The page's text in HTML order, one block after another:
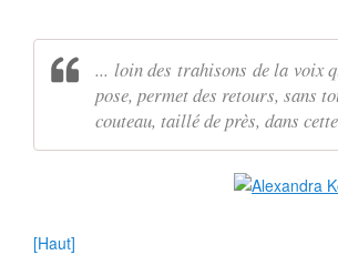
... loin des trahisons de la voix
pose, permet des retours, sans
couteau, taillé de près, dans
[Haut]